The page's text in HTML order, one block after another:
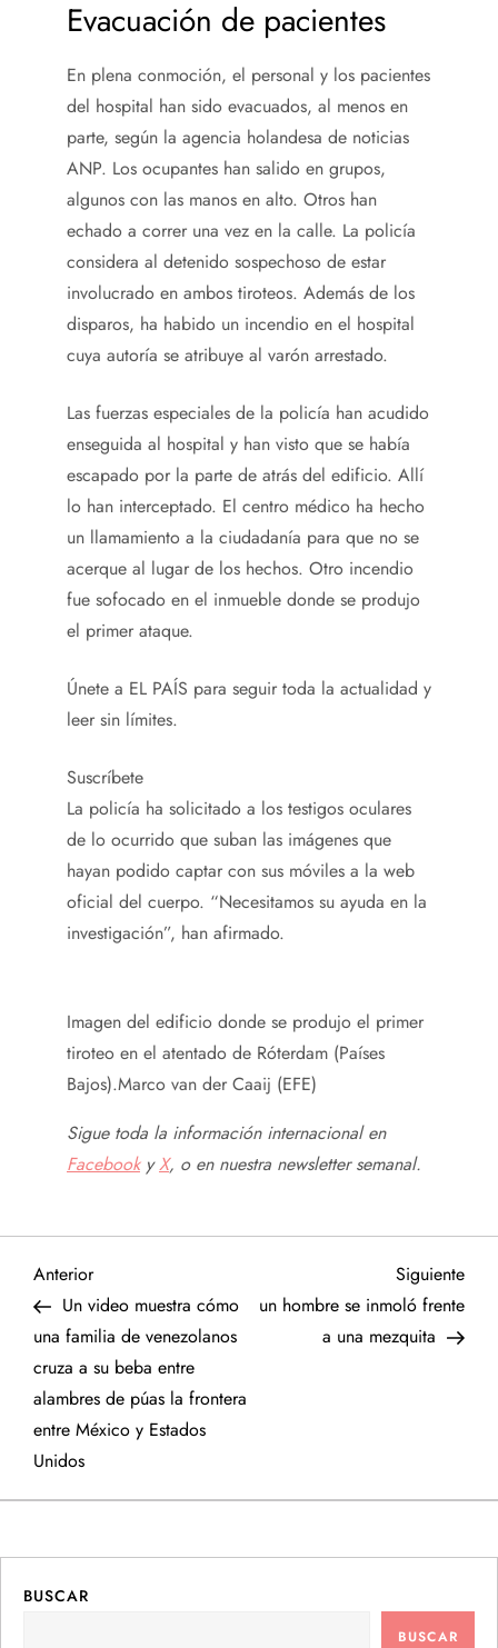
Evacuación de pacientes
En plena conmoción, el personal y los pacientes
del hospital han sido evacuados, al menos en
parte, según la agencia holandesa de noticias
ANP. Los ocupantes han salido en grupos,
algunos con las manos en alto. Otros han
echado a correr una vez en la calle. La policía
considera al detenido sospechoso de estar
involucrado en ambos tiroteos. Además de los
disparos, ha habido un incendio en el hospital
cuya autoría se atribuye al varón arrestado.
Las fuerzas especiales de la policía han acudido
enseguida al hospital y han visto que se había
escapado por la parte de atrás del edificio. Allí
lo han interceptado. El centro médico ha hecho
un llamamiento a la ciudadanía para que no se
acerque al lugar de los hechos. Otro incendio
fue sofocado en el inmueble donde se produjo
el primer ataque.
Únete a EL PAÍS para seguir toda la actualidad y
leer sin límites.
Suscríbete
La policía ha solicitado a los testigos oculares
de lo ocurrido que suban las imágenes que
hayan podido captar con sus móviles a la web
oficial del cuerpo. “Necesitamos su ayuda en la
investigación”, han afirmado.
Imagen del edificio donde se produjo el primer
tiroteo en el atentado de Róterdam (Países
Bajos).Marco van der Caaij (EFE)
Sigue toda la información internacional en
FacebookyX, o en nuestra newsletter semanal.
N
a
v
e
g
a
c
Entrada
anterior
Anterior
Un video muestra cómo
una familia de venezolanos
cruza a su beba entre
alambres de púas la frontera
entre México y Estados
Unidos
Siguiente
un hombre se inmoló frente
a una mezquita
BUSCAR
BUSCAR